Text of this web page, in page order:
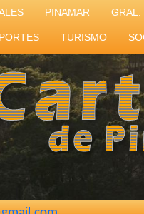
PINAMAR GRAL.
TURISMO